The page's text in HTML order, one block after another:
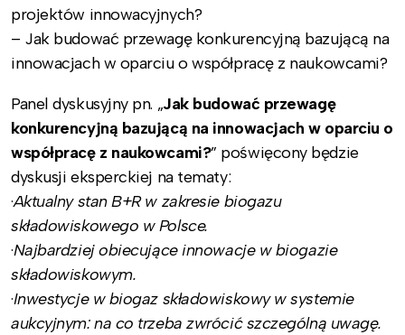
projektów innowacyjnych?
– Jak budować przewagę konkurencyjną bazującą na
innowacjach w oparciu o współpracę z naukowcami?
Panel dyskusyjny pn. „Jak budować przewagę
konkurencyjną bazującą na innowacjach w oparciu o
współpracę z naukowcami?” poświęcony będzie
dyskusji eksperckiej na tematy:
·Aktualny stan B+R w zakresie biogazu
składowiskowego w Polsce.
·Najbardziej obiecujące innowacje w biogazie
składowiskowym.
·Inwestycje w biogaz składowiskowy w systemie
aukcyjnym: na co trzeba zwrócić szczególną uwagę.